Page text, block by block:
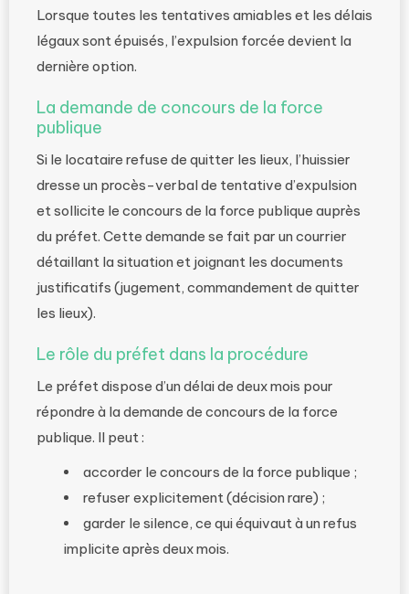
Lorsque toutes les tentatives amiables et les délais
légaux sont épuisés, l’expulsion forcée devient la
dernière option.
La demande de concours de la force
publique
Si le locataire refuse de quitter les lieux, l’huissier
dresse un procès-verbal de tentative d’expulsion
et sollicite le concours de la force publique auprès
du préfet. Cette demande se fait par un courrier
détaillant la situation et joignant les documents
justificatifs (jugement, commandement de quitter
les lieux).
Le rôle du préfet dans la procédure
Le préfet dispose d’un délai de deux mois pour
répondre à la demande de concours de la force
publique. Il peut :
accorder le concours de la force publique ;
refuser explicitement (décision rare) ;
garder le silence, ce qui équivaut à un refus
implicite après deux mois.